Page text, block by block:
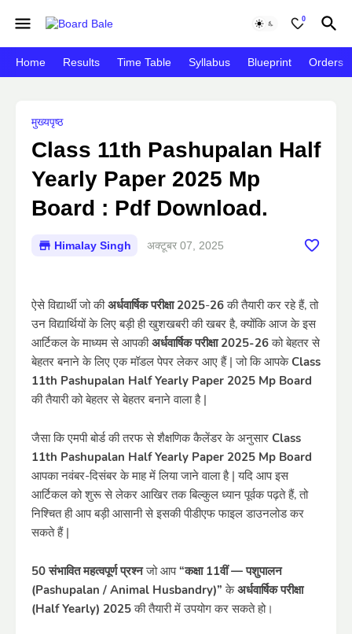
0
Home Results Time Table Syllabus Blueprint Orders
मुख्यपृष्ठ
Class 11th Pashupalan Half
Yearly Paper 2025 Mp
Board : Pdf Download.
Himalay Singh अक्टूबर 07, 2025
ऐसे विद्यार्थी जो कीअर्धवार्षिक परीक्षा 2025-26की तैयारी कर रहे हैं, तो
उन विद्यार्थियों के लिए बड़ी ही खुशखबरी की खबर है, क्योंकि आज के इस
आर्टिकल के माध्यम से आपकीअर्धवार्षिक परीक्षा 2025-26को बेहतर से
बेहतर बनाने के लिए एक मॉडल पेपर लेकर आए हैं | जो कि आपकेClass
11th Pashupalan Half Yearly Paper 2025 Mp Board
की तैयारी को बेहतर से बेहतर बनाने वाला है |
जैसा कि एमपी बोर्ड की तरफ से शैक्षणिक कैलेंडर के अनुसार Class
11th Pashupalan Half Yearly Paper 2025 Mp Board
आपका नवंबर-दिसंबर के माह में लिया जाने वाला है | यदि आप इस
आर्टिकल को शुरू से लेकर आखिर तक बिल्कुल ध्यान पूर्वक पढ़ते हैं, तो
निश्चित ही आप बड़ी आसानी से इसकी पीडीएफ फाइल डाउनलोड कर
सकते हैं |
50 संभावित महत्वपूर्ण प्रश्नजो आप“कक्षा 11वीं — पशुपालन
(Pashupalan / Animal Husbandry)” केअर्धवार्षिक परीक्षा
(Half Yearly) 2025की तैयारी में उपयोग कर सकते हो।